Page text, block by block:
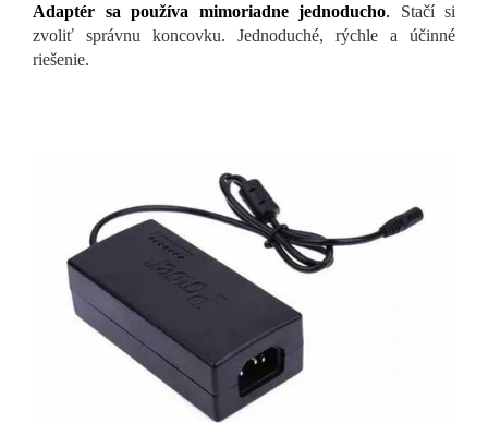
Adaptér sa používa mimoriadne jednoducho. Stačí si
zvoliť správnu koncovku. Jednoduché, rýchle a účinné
riešenie.